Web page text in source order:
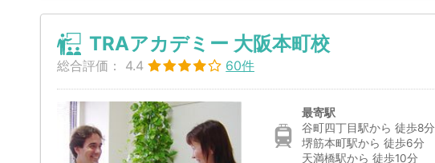
TRAアカデミー 大阪本町校
総合評価： 4.4 60件
最寄駅
谷町四丁目駅から 徒歩8分
堺筋本町駅から 徒歩6分
天満橋駅から 徒歩10分